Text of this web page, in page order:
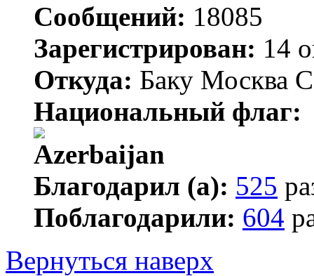
Сообщений: 18085
Зарегистрирован: 14
Откуда: Баку Москва
Национальный флаг:
Благодарил (а): 525
Поблагодарили: 604
Вернуться наверх